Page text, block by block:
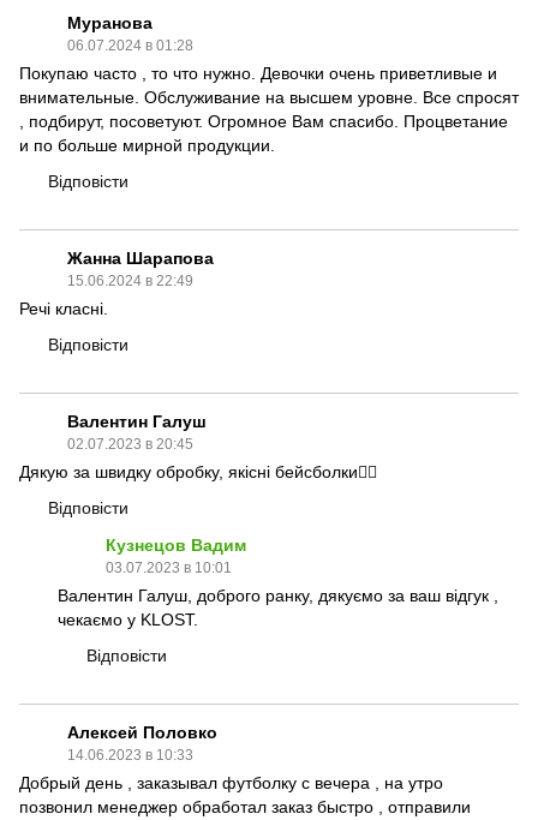
Муранова
06.07.2024 в 01:28
Покупаю часто , то что нужно. Девочки очень приветливые и
внимательные. Обслуживание на высшем уровне. Все спросят
, подбирут, посоветуют. Огромное Вам спасибо. Процветание
и по больше мирной продукции.
Відповісти
Жанна Шарапова
15.06.2024 в 22:49
Речі класні.
Відповісти
Валентин Галуш
02.07.2023 в 20:45
Дякую за швидку обробку, якісні бейсболки👍🏾
Відповісти
Кузнецов Вадим
03.07.2023 в 10:01
Валентин Галуш, доброго ранку, дякуємо за ваш відгук ,
чекаємо у KLOST.
Відповісти
Алексей Половко
14.06.2023 в 10:33
Добрый день , заказывал футболку с вечера , на утро
позвонил менеджер обработал заказ быстро , отправили